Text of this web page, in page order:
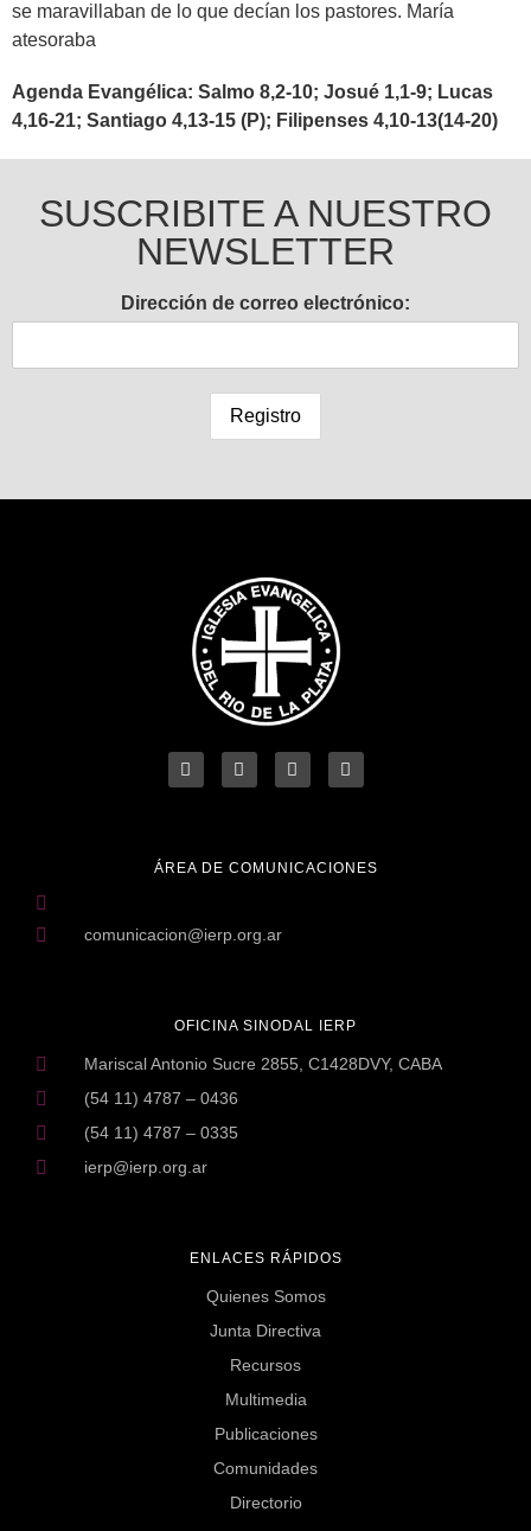
se maravillaban de lo que decían los pastores. María
atesoraba
Agenda Evangélica: Salmo 8,2-10; Josué 1,1-9; Lucas
4,16-21; Santiago 4,13-15 (P); Filipenses 4,10-13(14-20)
SUSCRIBITE A NUESTRO
NEWSLETTER
Dirección de correo electrónico:
ENLACES RÁPIDOS
Quienes Somos
Junta Directiva
Recursos
Multimedia
Publicaciones
Comunidades
Directorio
OFICINA SINODAL IERP
Mariscal Antonio Sucre 2855, C1428DVY, CABA
(54 11) 4787 – 0436
(54 11) 4787 – 0335
ierp@ierp.org.ar
ÁREA DE COMUNICACIONES
comunicacion@ierp.org.ar